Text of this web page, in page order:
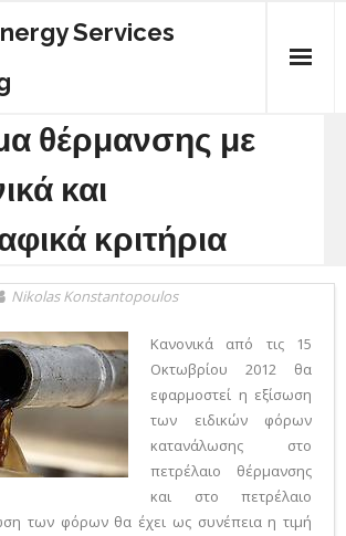
Services
θέρμανσης με
και
κριτήρια
Nikolas Konstantopoulos
Κανονικά από τις 15
Οκτωβρίου 2012 θα
εφαρμοστεί η εξίσωση
των ειδικών φόρων
κατανάλωσης στο
πετρέλαιο θέρμανσης
και στο πετρέλαιο
των φόρων θα έχει ως συνέπεια η τιμή